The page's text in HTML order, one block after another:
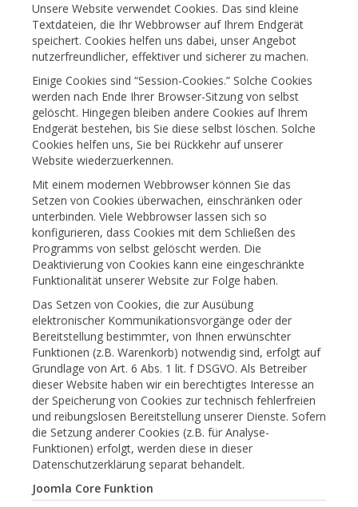
Unsere Website verwendet Cookies. Das sind kleine
Textdateien, die Ihr Webbrowser auf Ihrem Endgerät
speichert. Cookies helfen uns dabei, unser Angebot
nutzerfreundlicher, effektiver und sicherer zu machen.
Einige Cookies sind “Session-Cookies.” Solche Cookies
werden nach Ende Ihrer Browser-Sitzung von selbst
gelöscht. Hingegen bleiben andere Cookies auf Ihrem
Endgerät bestehen, bis Sie diese selbst löschen. Solche
Cookies helfen uns, Sie bei Rückkehr auf unserer
Website wiederzuerkennen.
Mit einem modernen Webbrowser können Sie das
Setzen von Cookies überwachen, einschränken oder
unterbinden. Viele Webbrowser lassen sich so
konfigurieren, dass Cookies mit dem Schließen des
Programms von selbst gelöscht werden. Die
Deaktivierung von Cookies kann eine eingeschränkte
Funktionalität unserer Website zur Folge haben.
Das Setzen von Cookies, die zur Ausübung
elektronischer Kommunikationsvorgänge oder der
Bereitstellung bestimmter, von Ihnen erwünschter
Funktionen (z.B. Warenkorb) notwendig sind, erfolgt auf
Grundlage von Art. 6 Abs. 1 lit. f DSGVO. Als Betreiber
dieser Website haben wir ein berechtigtes Interesse an
der Speicherung von Cookies zur technisch fehlerfreien
und reibungslosen Bereitstellung unserer Dienste. Sofern
die Setzung anderer Cookies (z.B. für Analyse-
Funktionen) erfolgt, werden diese in dieser
Datenschutzerklärung separat behandelt.
Joomla Core Funktion